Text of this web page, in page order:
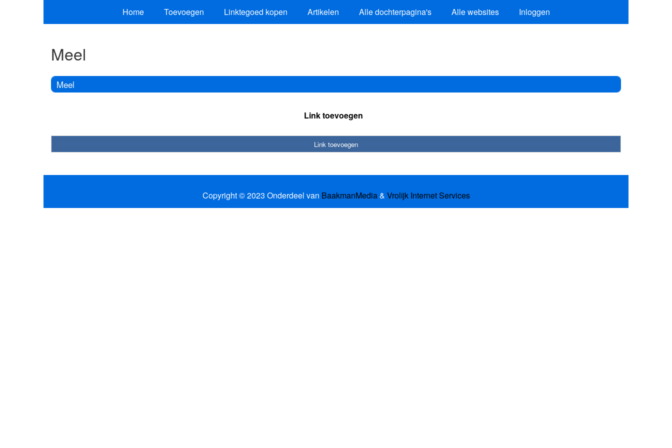
Home Toevoegen Linktegoed kopen Artikelen Alle dochterpagina's Alle websites Inloggen
Meel
Meel
Link toevoegen
Link toevoegen
Copyright © 2023 Onderdeel van BaakmanMedia& Vrolijk Internet Services